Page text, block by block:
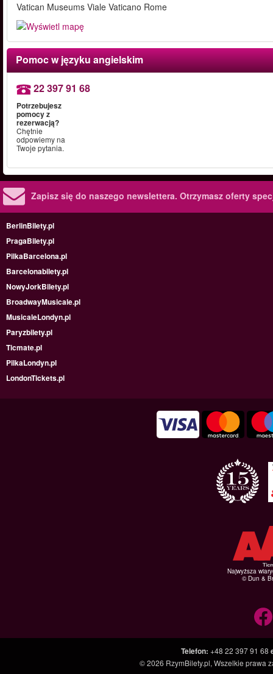
Vatican Museums Viale Vaticano Rome
Pomoc w języku angielskim
22 397 91 68
Potrzebujesz
pomocy z
rezerwacją?
Chętnie
odpowiemy na
Twoje pytania.
Zapisz się do naszego newslettera. Otrzymasz oferty
BerlinBilety.pl
PragaBilety.pl
PilkaBarcelona.pl
Barcelonabilety.pl
NowyJorkBilety.pl
BroadwayMusicale.pl
MusicaleLondyn.pl
Paryzbilety.pl
Ticmate.pl
PilkaLondyn.pl
LondonTickets.pl
Najwyższa
© Dun &
Telefon: +48 22 397 91 68
© 2026 RzymBilety.pl, Wszelkie prawa